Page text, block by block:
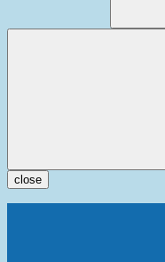
close